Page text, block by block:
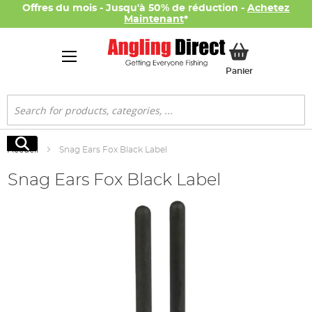
Offres du mois - Jusqu'à 50% de réduction - Achetez
Maintenant*
PanierMon panier
Rechercher
Rechercher
Accueil Snag Ears Fox Black Label
Snag Ears Fox Black Label